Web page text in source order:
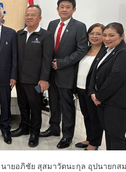
ายอภิชัย สุสมาวัตนะกุล อุปนายกส